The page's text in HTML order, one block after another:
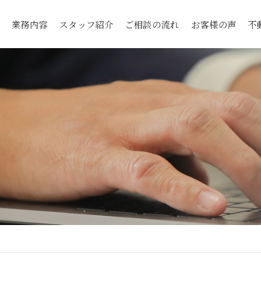
業務内容 スタッフ紹介 ご相談の流れ お客様の声 不